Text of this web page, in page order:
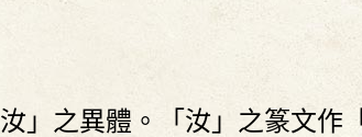
」之異體。「汝」之篆文作「